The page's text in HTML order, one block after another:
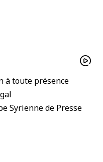
à toute présence